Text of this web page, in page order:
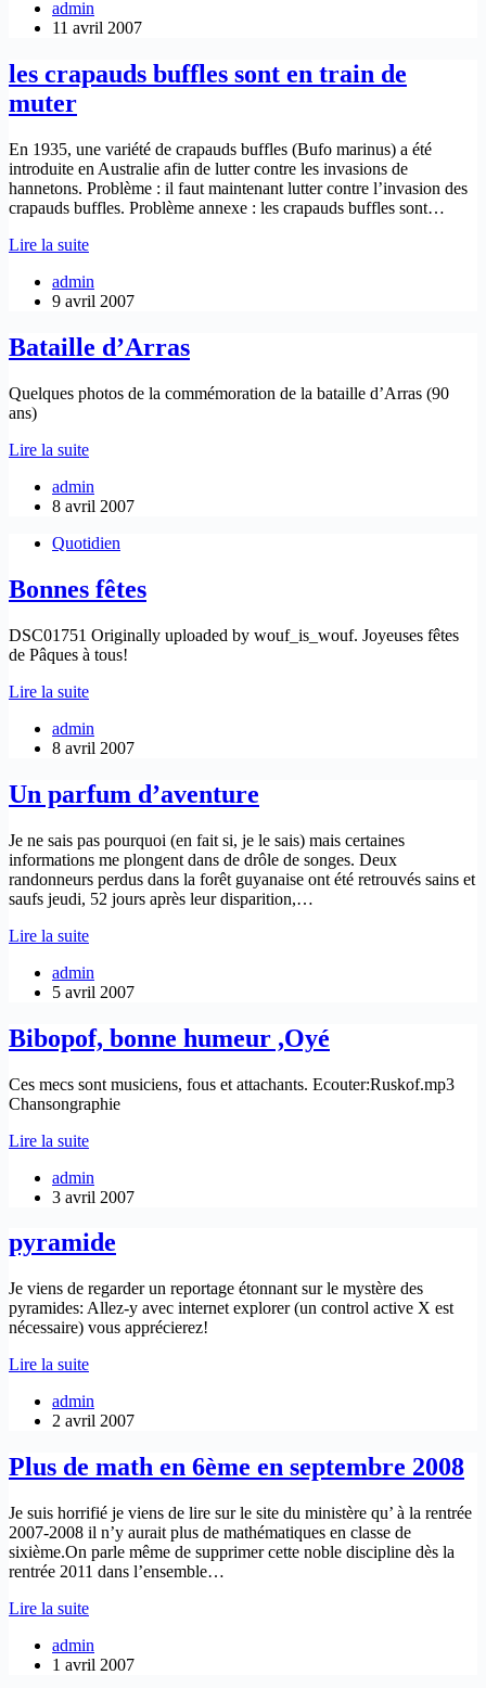
à
des
cardiovasculaires.
par
les
Picards
admin
11 avril 2007
les crapauds buffles sont en train de
muter
En 1935, une variété de crapauds buffles (Bufo marinus) a été
introduite en Australie afin de lutter contre les invasions de
hannetons. Problème : il faut maintenant lutter contre l’invasion des
crapauds buffles. Problème annexe : les crapauds buffles sont…
Lire la suiteles
buffles
sont
train
de
admin
9 avril 2007
Bataille d’Arras
Quelques photos de la commémoration de la bataille d’Arras (90
ans)
Lire la suiteBataille
admin
8 avril 2007
Quotidien
Bonnes fêtes
DSC01751 Originally uploaded by wouf_is_wouf. Joyeuses fêtes
de Pâques à tous!
Lire la suiteBonnes
admin
8 avril 2007
Un parfum d’aventure
Je ne sais pas pourquoi (en fait si, je le sais) mais certaines
informations me plongent dans de drôle de songes. Deux
randonneurs perdus dans la forêt guyanaise ont été retrouvés sains et
saufs jeudi, 52 jours après leur disparition,…
Lire la suiteUn
d’aventure
admin
5 avril 2007
Bibopof, bonne humeur ,Oyé
Ces mecs sont musiciens, fous et attachants. Ecouter:Ruskof.mp3
Chansongraphie
Lire la suiteBibopof,
humeur
,Oyé
admin
3 avril 2007
pyramide
Je viens de regarder un reportage étonnant sur le mystère des
pyramides: Allez-y avec internet explorer (un control active X est
nécessaire) vous apprécierez!
Lire la suitepyramide
admin
2 avril 2007
Plus de math en 6ème en septembre 2008
Je suis horrifié je viens de lire sur le site du ministère qu’ à la rentrée
2007-2008 il n’y aurait plus de mathématiques en classe de
sixième.On parle même de supprimer cette noble discipline dès la
rentrée 2011 dans l’ensemble…
Lire la suitePlus
math
en
admin
1 avril 2007